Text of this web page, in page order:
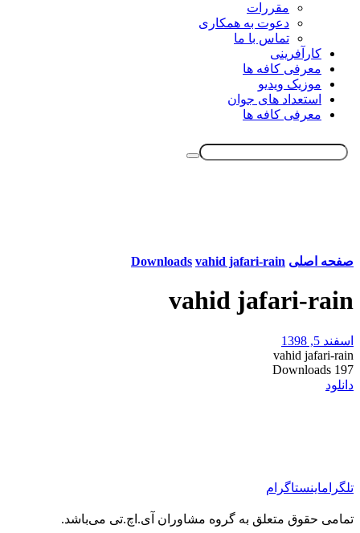
مقررات
دعوت به همکاری
تماس با ما
کارآفرینی
معرفی کافه ها
موزیک ویدیو
استعداد های جوان
معرفی کافه ها
صفحه اصلی Downloads vahid jafari-rain
vahid jafari-rain
اسفند 5, 1398
vahid jafari-rain
197
دانلود
تلگراماینستاگرام
تمامی حقوق متعلق به گروه مشاوران آی.اچ.تی می‌باشد.